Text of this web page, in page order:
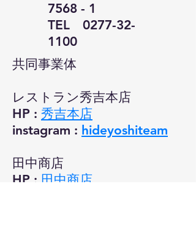
7568 - 1
​TEL 0277-32-
1100
共同事業体
レストラン秀吉本店
HP : 秀吉本店
instagram : hideyoshiteam
田中商店
HP : 田中商店